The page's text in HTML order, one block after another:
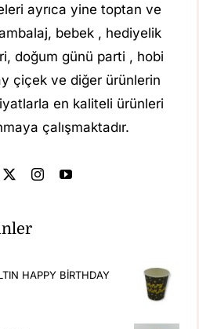
ayrıca yine toptan ve
bebek , hediyelik
doğum günü parti , hobi
çiçek ve diğer ürünlerin
en kaliteli ürünleri
çalışmaktadır.
HAPPY BİRTHDAY